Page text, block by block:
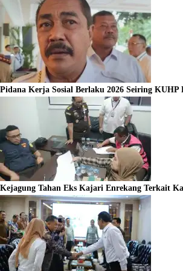
Pidana Kerja Sosial Berlaku 2026 Seiring
Kejagung Tahan Eks Kajari Enrekang Terkait